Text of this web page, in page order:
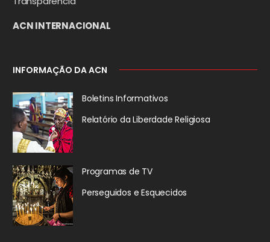
ACN INTERNACIONAL
INFORMAÇÃO DA ACN
Boletins Informativos
Relatório da Liberdade Religiosa
Programas de TV
Perseguidos e Esquecidos